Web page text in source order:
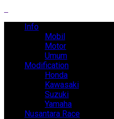
Info
Mobil
Motor
Umum
Modification
Honda
Kawasaki
Suzuki
Yamaha
Nusantara Race